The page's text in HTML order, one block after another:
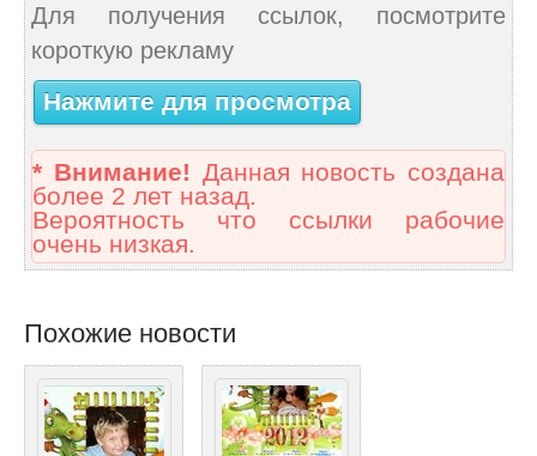
Для получения ссылок, посмотрите
короткую рекламу
Нажмите для просмотра
* Внимание! Данная новость создана
более 2 лет назад.
Вероятность что ссылки рабочие
очень низкая.
Похожие новости